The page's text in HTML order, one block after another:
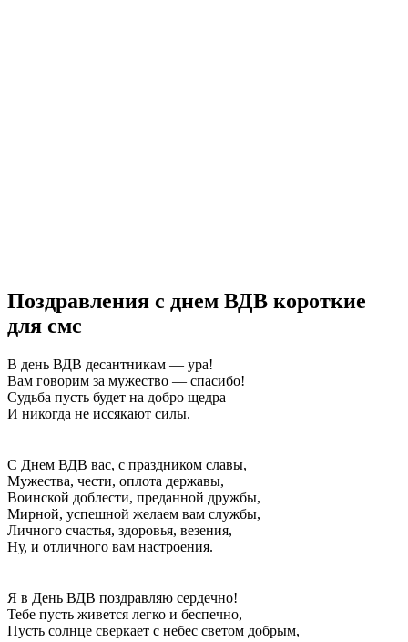
Поздравления с днем ВДВ короткие
для смс
В день ВДВ десантникам — ура!
Вам говорим за мужество — спасибо!
Судьба пусть будет на добро щедра
И никогда не иссякают силы.
С Днем ВДВ вас, с праздником славы,
Мужества, чести, оплота державы,
Воинской доблести, преданной дружбы,
Мирной, успешной желаем вам службы,
Личного счастья, здоровья, везения,
Ну, и отличного вам настроения.
Я в День ВДВ поздравляю сердечно!
Тебе пусть живется легко и беспечно,
Пусть солнце сверкает с небес светом добрым,